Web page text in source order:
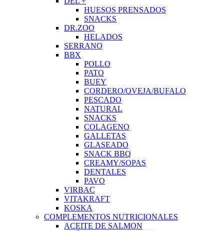
HUESOS PRENSADOS
SNACKS
DR.ZOO
HELADOS
SERRANO
BBX
POLLO
PATO
BUEY
CORDERO/OVEJA/BUFALO
PESCADO
NATURAL
SNACKS
COLAGENO
GALLETAS
GLASEADO
SNACK BBQ
CREAMY/SOPAS
DENTALES
PAVO
VIRBAC
VITAKRAFT
KOSKA
COMPLEMENTOS NUTRICIONALES
ACEITE DE SALMON